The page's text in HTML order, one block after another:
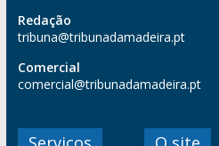
Redação
tribuna@tribunadamadeira.pt
Comercial
comercial@tribunadamadeira.pt